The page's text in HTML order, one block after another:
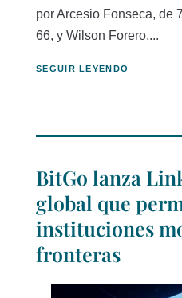
por Arcesio Fonseca, de
66, y Wilson Forero,...
SEGUIR LEYENDO
BitGo lanza
global que
instituciones
fronteras